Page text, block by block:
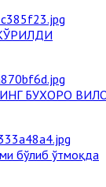
БУХОРО
бўлиб ўтмоқда